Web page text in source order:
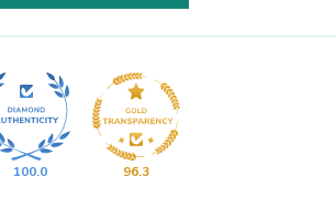
100.0 96.3